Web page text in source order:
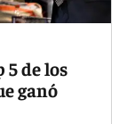
de los
ganó